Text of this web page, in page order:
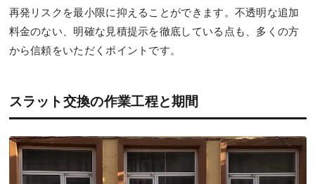
再発リスクを最小限に抑えることができます。不透明な追加
料金のない、明確な見積提示を徹底している点も、多くの方
から信頼をいただくポイントです。
スラット交換の作業工程と期間